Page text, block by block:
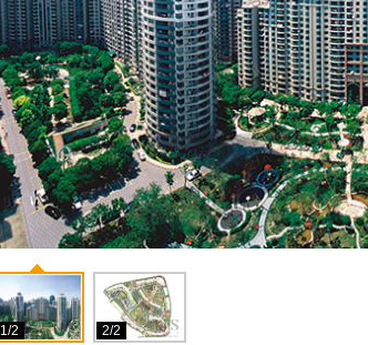
1/2 2/2